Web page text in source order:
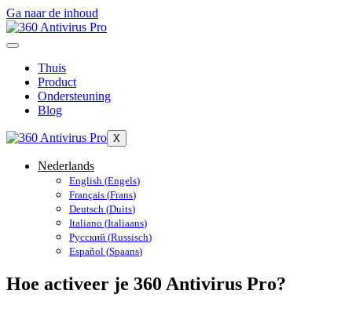
Ga naar de inhoud
Thuis
Product
Ondersteuning
Blog
X
Nederlands
English (Engels)
Français (Frans)
Deutsch (Duits)
Italiano (Italiaans)
Русский (Russisch)
Español (Spaans)
Hoe activeer je 360 Antivirus Pro?